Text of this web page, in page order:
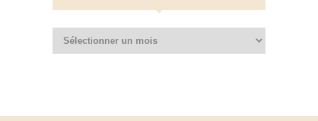
Archives